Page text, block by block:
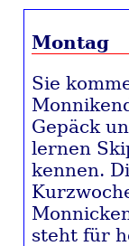
Montag
Sie
Gepäck
lernen
kennen.
steht für